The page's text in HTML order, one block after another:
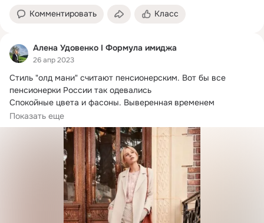
Комментировать Класс
Алена Удовенко I Формула имиджа
26 апр 2023
Стиль "олд мани" считают пенсионерским. Вот бы все
пенсионерки России так одевались
Спокойные цвета и фасоны. Выверенная временем
классика.
Показать еще